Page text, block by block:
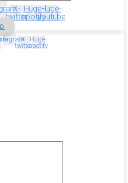
X-
twitter
Huge-
spotify
Huge-
youtube
X-
twitter
Huge-
spotify